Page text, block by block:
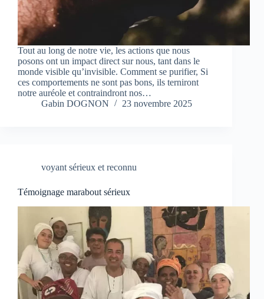
Tout au long de notre vie, les actions que nous
posons ont un impact direct sur nous, tant dans le
monde visible qu’invisible. Comment se purifier, Si
ces comportements ne sont pas bons, ils terniront
notre auréole et contraindront nos…
Gabin DOGNON
23 novembre 2025
voyant sérieux et reconnu
Témoignage marabout sérieux